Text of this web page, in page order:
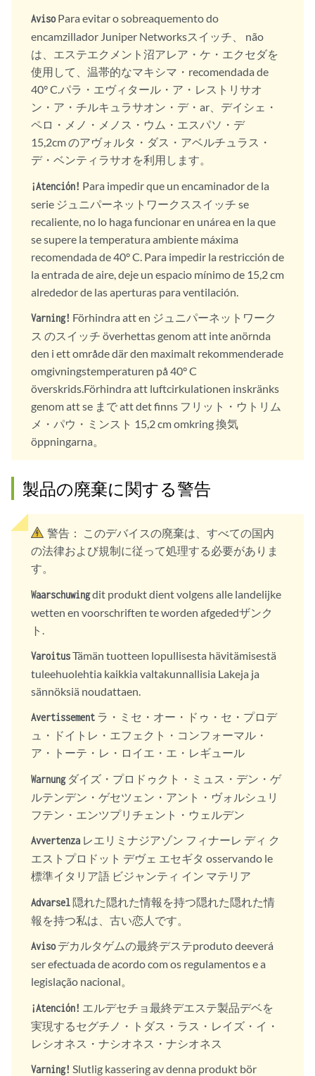
AvisoPara evitar o sobreaquemento do
encamzillador Juniper Networksスイッチ、 não
は、エステエクメント沼アレア・ケ・エクセダを
使用して、温帯的なマキシマ・recomendada de
40° C.パラ・エヴィタール・ア・レストリサオ
ン・ア・チルキュラサオン・デ・ar、デイシェ・
ペロ・メノ・メノス・ウム・エスパソ・デ
15,2cm のアヴォルタ・ダス・アベルチュラス・
デ・ベンティラサオを利用します。
¡Atención! Para impedir que un encaminador de la
serie ジュニパーネットワークススイッチ se
recaliente, no lo haga funcionar en unárea en la que
se supere la temperatura ambiente máxima
recomendada de 40° C. Para impedir la restricción de
la entrada de aire, deje un espacio mínimo de 15,2 cm
alrededor de las aperturas para ventilación.
Varning! Förhindra att en ジュニパーネットワーク
ス のスイッチ överhettas genom att inte anörnda
den i ett område där den maximalt rekommenderade
omgivningstemperaturen på 40° C
överskrids.Förhindra att luftcirkulationen inskränks
genom att se まで att det finns フリット・ウトリム
メ・パウ・ミンスト 15,2 cm omkring 換気
öppningarna。
製品の廃棄に関する警告
警告：
このデバイスの廃棄は、すべての国内
の法律および規制に従って処理する必要がありま
す。
Waarschuwingdit produkt dient volgens alle landelijke
wetten en voorschriften te worden afgededザンク
ト.
VaroitusTämän tuotteen lopullisesta hävitämisestä
tuleehuolehtia kaikkia valtakunnallisia Lakeja ja
sännöksiä noudattaen.
Avertissement ラ・ミセ・オー・ドゥ・セ・プロデ
ュ・ドイトレ・エフェクト・コンフォーマル・
ア・トーテ・レ・ロイエ・エ・レギュール
Warnungダイズ・プロドゥクト・ミュス・デン・ゲ
ルテンデン・ゲセツェン・アント・ヴォルシュリ
フテン・エンツプリチェント・ウェルデン
Avvertenza レエリミナジアゾン フィナーレ ディ ク
エストプロドット デヴェ エセギタ osservando le
標準イタリア語 ビジャンティ イン マテリア
Advarsel隠れた隠れた情報を持つ隠れた隠れた情
報を持つ私は、古い恋人です。
Avisoデカルタゲムの最終デステproduto deeverá
ser efectuada de acordo com os regulamentos e a
legislação nacional。
¡Atención! エルデセチョ最終デエステ製品デベを
実現するセグチノ・トダス・ラス・レイズ・イ・
レシオネス・ナシオネス・ナシオネス
Varning! Slutlig kassering av denna produkt bör